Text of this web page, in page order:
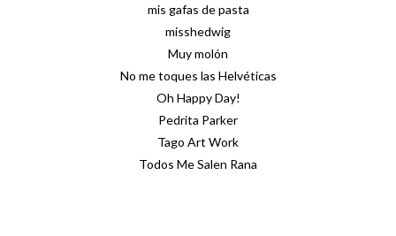
mis gafas de pasta
misshedwig
Muy molón
No me toques las Helvéticas
Oh Happy Day!
Pedrita Parker
Tago Art Work
Todos Me Salen Rana